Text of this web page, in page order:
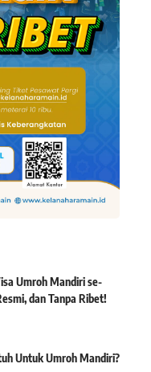
Umroh Mandiri se-
dan Tanpa Ribet!
Untuk Umroh Mandiri?